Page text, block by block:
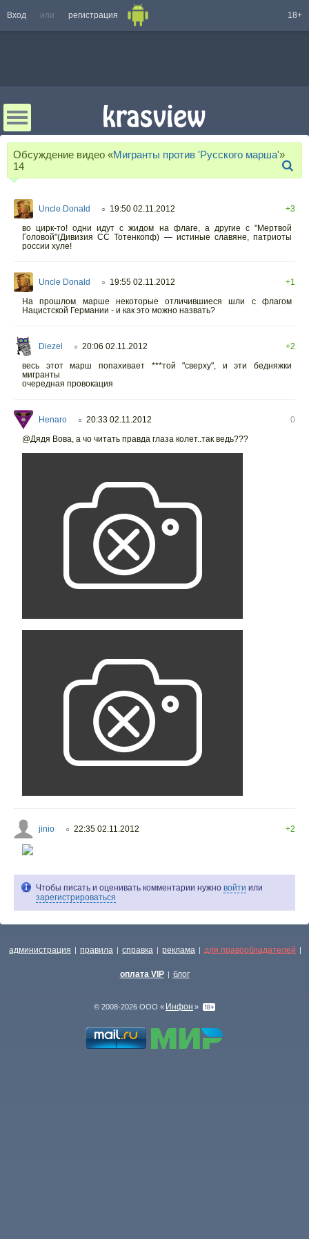
Вход или регистрация 18+
Обсуждение видео «Мигранты против 'Русского марша'»
14
Uncle Donald ○ 19:50 02.11.2012
+3
во цирк-то! одни идут с жидом на флаге, а другие с "Мертвой
Головой"(Дивизия СС Тотенкопф) — истиные славяне, патриоты
россии хуле!
Uncle Donald ○ 19:55 02.11.2012
+1
На прошлом марше некоторые отличившиеся шли с флагом
Нацистской Германии - и как это можно назвать?
Diezel ○ 20:06 02.11.2012
+2
весь этот марш попахивает ***той "сверху", и эти бедняжки
мигранты
очередная провокация
Henaro ○ 20:33 02.11.2012
0
@Дядя Вова, а чо читать правда глаза колет..так ведь???
jinio ○ 22:35 02.11.2012 +2
Чтобы писать и оценивать комментарии нужно войти или
зарегистрироваться
администрация | правила | справка | реклама | для правообладателей |
оплата VIP | блог
© 2008-2026 ООО « Инфон »